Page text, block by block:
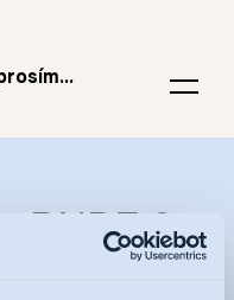
RNDZ 2